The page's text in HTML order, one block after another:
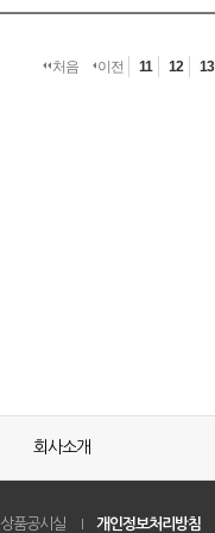
처음 이전 11 12 13
회사소개
상품공시실 개인정보처리방침